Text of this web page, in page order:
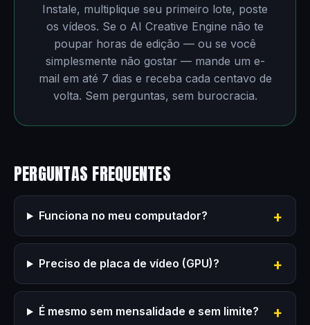
Instale, multiplique seu primeiro lote, poste
os vídeos. Se o AI Creative Engine não te
poupar horas de edição — ou se você
simplesmente não gostar — mande um e-
mail em até 7 dias e receba cada centavo de
volta. Sem perguntas, sem burocracia.
PERGUNTAS FREQUENTES
Funciona no meu computador?
Preciso de placa de vídeo (GPU)?
É mesmo sem mensalidade e sem limite?